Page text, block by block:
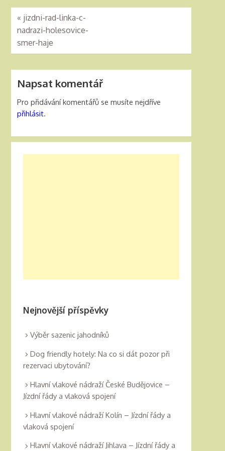
« jizdni-rad-linka-c-
nadrazi-holesovice-
smer-haje
Napsat komentář
Pro přidávání komentářů se musíte nejdříve
přihlásit.
Nejnovější příspěvky
Výběr sazenic jahodníků
Dog friendly hotely: Na co si dát pozor při
rezervaci ubytování?
Hlavní vlakové nádraží České Budějovice –
Jízdní řády a vlaková spojení
Hlavní vlakové nádraží Kolín – Jízdní řády a
vlaková spojení
Hlavní vlakové nádraží Jihlava – Jízdní řády a